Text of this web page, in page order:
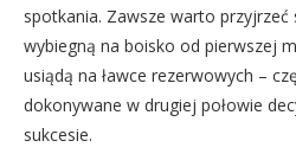
spotkania. Zawsze warto
wybiegną na boisko od pierwszej
usiądą na ławce rezerwowych –
dokonywane w drugiej połowie
sukcesie.